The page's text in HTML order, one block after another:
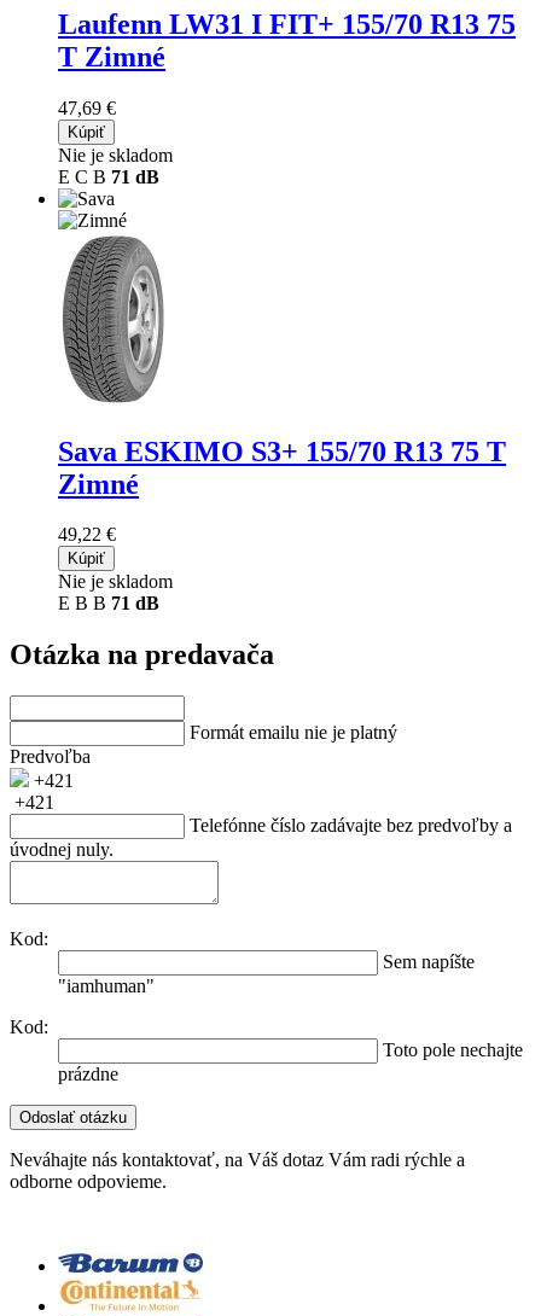
Laufenn LW31 I FIT+ 155/70 R13 75
T Zimné
47,69 €
Kúpiť
Nie je skladom
E C B 71 dB
Sava ESKIMO S3+ 155/70 R13 75 T
Zimné
49,22 €
Kúpiť
Nie je skladom
E B B 71 dB
Otázka na predavača
Formát emailu nie je platný
Predvoľba
+421
+421
Telefónne číslo zadávajte bez predvoľby a
úvodnej nuly.
Kod:
Sem napíšte
"iamhuman"
Kod:
Toto pole nechajte
prázdne
Neváhajte nás kontaktovať, na Váš dotaz Vám radi rýchle a
odborne odpovieme.